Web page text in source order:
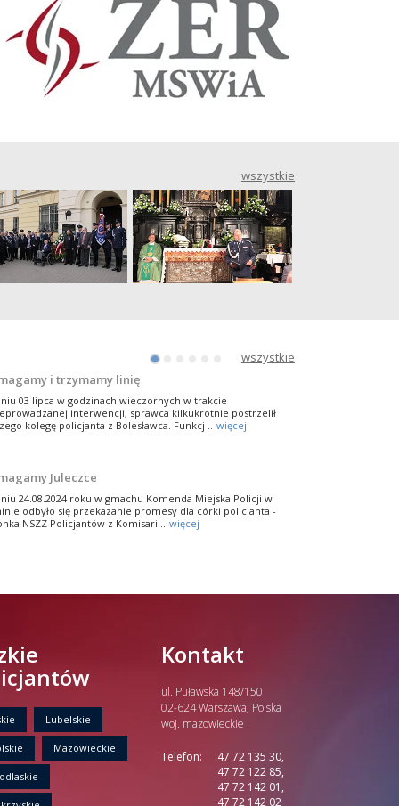
wszystkie
Środowiska Policyjnego –
Galeria Foto
wszystkie
•
jest córeczką zielonogórskiego policjanta sierżanta
Wolniewicza, który pełni służbę Ogniwie Patrolowo-
Dziewczynka ma tera ..
więcej
bądź obojętny!
w pełni! Pogoda dopisuje. Warto połączyć przyjemne
– ruszyć w plener, a przy okazji wspomóc
Pomocy W .. więcej
z dziećmi policjantów z Ukrainy
i trzymamy linię
03 lipca w godzinach wieczornych w trakcie
interwencji, sprawca kilkukrotnie postrzelił
kolegę policjanta z Bolesławca. Funkcj ..
więcej
Juleczce
24.08.2024 roku w gmachu Komenda Miejska Policji w
odbyło się przekazanie promesy dla córki policjanta -
NSZZ Policjantów z Komisari ..
więcej
jest córeczką zielonogórskiego policjanta sierżanta
bądź obojętny!
mł. insp. Andrzej Szary, Przewodniczący ZW NSZZ
województwa wielkopolskiego wspólnie z st. asp.
Przybyłowskim, Wiceprzewodni .. więcej
na sportowo i charytatywnie
w pełni! Pogoda dopisuje. Warto połączyć przyjemne
Lubelskie
Mazowieckie
Kontakt
ul. Puławska 148/150
02-624 Warszawa, Polska
woj. mazowieckie
Telefon:
47 72 135 30,
47 72 122 85,
47 72 142 01,
47 72 142 02